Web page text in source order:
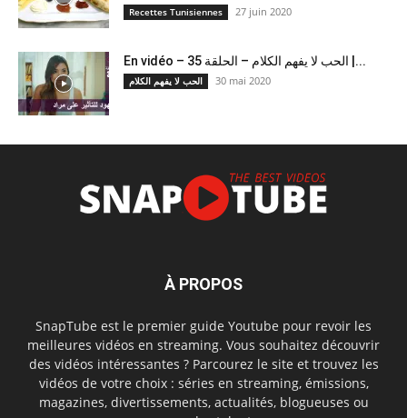
Recettes Tunisiennes 27 juin 2020
En vidéo – الحب لا يفهم الكلام – الحلقة 35 |...
الحب لا يفهم الكلام 30 mai 2020
À PROPOS
SnapTube est le premier guide Youtube pour revoir les
meilleures vidéos en streaming. Vous souhaitez découvrir
des vidéos intéressantes ? Parcourez le site et trouvez les
vidéos de votre choix : séries en streaming, émissions,
magazines, divertissements, actualités, blogueuses ou